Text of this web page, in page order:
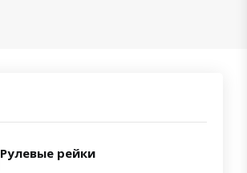
Рулевые рейки